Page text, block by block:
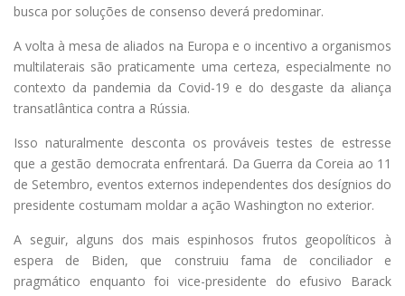
busca por soluções de consenso deverá predominar.
A volta à mesa de aliados na Europa e o incentivo a organismos
multilaterais são praticamente uma certeza, especialmente no
contexto da pandemia da Covid-19 e do desgaste da aliança
transatlântica contra a Rússia.
Isso naturalmente desconta os prováveis testes de estresse
que a gestão democrata enfrentará. Da Guerra da Coreia ao 11
de Setembro, eventos externos independentes dos desígnios do
presidente costumam moldar a ação Washington no exterior.
A seguir, alguns dos mais espinhosos frutos geopolíticos à
espera de Biden, que construiu fama de conciliador e
pragmático enquanto foi vice-presidente do efusivo Barack